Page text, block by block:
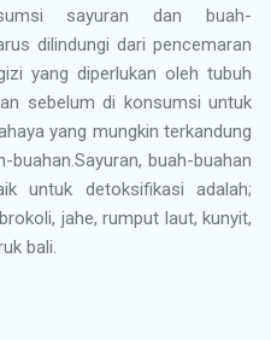
sayuran dan buah-
dilindungi dari pencemaran
yang diperlukan oleh tubuh
sebelum di konsumsi untuk
yang mungkin terkandung
buah-buahan
untuk detoksifikasi adalah;
jahe, rumput laut, kunyit,
bali.